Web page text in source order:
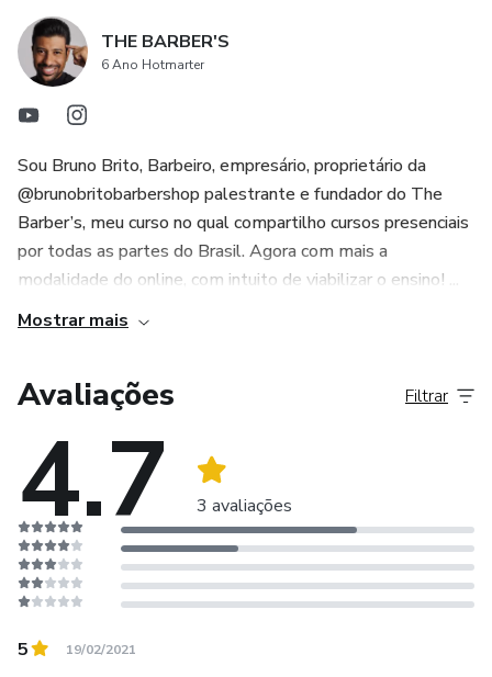
THE BARBER'S
6 Ano Hotmarter
Sou Bruno Brito, Barbeiro, empresário, proprietário da
@brunobritobarbershop palestrante e fundador do The
Barber’s, meu curso no qual compartilho cursos presenciais
por todas as partes do Brasil. Agora com mais a
modalidade do online, com intuito de viabilizar o ensino! ...
Mostrar mais
Avaliações
4.7 3 avaliações
Filtrar
5 19/02/2021